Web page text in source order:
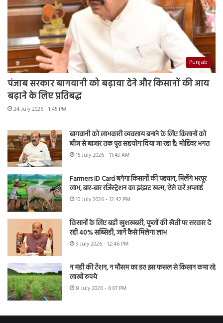
Punjab
पंजाब सरकार बागवानी को बढ़ावा देने और किसानों की आय
बढ़ाने के लिए प्रतिबद्ध
24 July 2026 - 1:45 PM
बागवानी को लाभकारी व्यवसाय बनाने के लिए किसानों को
बीज से बाजार तक पूरा सहयोग दिया जा रहा है: मोहिंदर भगत
15 July 2026 - 11:43 AM
Farmers ID Card बनेगा किसानों की पहचान, मिलेंगे भरपूर
लाभ, बार-बार रजिस्ट्रेशन का झंझट खत्म, ऐसे करें अप्लाई
10 July 2026 - 12:42 PM
किसानों के लिए बड़ी खुशखबरी, फूलों की खेती पर सरकार दे
रही 40% सब्सिडी, जानें कैसे मिलेगा लाभ
9 July 2026 - 12:46 PM
न मंडी की टेंशन, न मौसम का डर! इस फसल से किसान कमा रहे
लाखों रुपये
8 July 2026 - 6:07 PM